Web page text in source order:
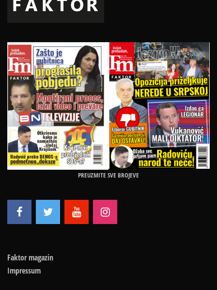
PREUZMITE SVE BROJEVE
Faktor magazin
Impressum